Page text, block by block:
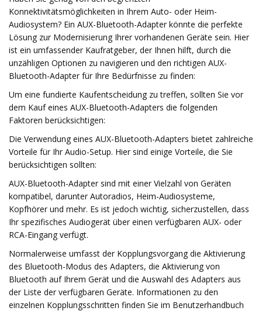
Konnektivitätsmöglichkeiten in Ihrem Auto- oder Heim-
Audiosystem? Ein AUX-Bluetooth-Adapter könnte die perfekte
Lösung zur Modernisierung Ihrer vorhandenen Geräte sein. Hier
ist ein umfassender Kaufratgeber, der Ihnen hilft, durch die
unzähligen Optionen zu navigieren und den richtigen AUX-
Bluetooth-Adapter für Ihre Bedürfnisse zu finden:
Um eine fundierte Kaufentscheidung zu treffen, sollten Sie vor
dem Kauf eines AUX-Bluetooth-Adapters die folgenden
Faktoren berücksichtigen:
Die Verwendung eines AUX-Bluetooth-Adapters bietet zahlreiche
Vorteile für Ihr Audio-Setup. Hier sind einige Vorteile, die Sie
berücksichtigen sollten:
AUX-Bluetooth-Adapter sind mit einer Vielzahl von Geräten
kompatibel, darunter Autoradios, Heim-Audiosysteme,
Kopfhörer und mehr. Es ist jedoch wichtig, sicherzustellen, dass
Ihr spezifisches Audiogerät über einen verfügbaren AUX- oder
RCA-Eingang verfügt.
Normalerweise umfasst der Kopplungsvorgang die Aktivierung
des Bluetooth-Modus des Adapters, die Aktivierung von
Bluetooth auf Ihrem Gerät und die Auswahl des Adapters aus
der Liste der verfügbaren Geräte. Informationen zu den
einzelnen Kopplungsschritten finden Sie im Benutzerhandbuch